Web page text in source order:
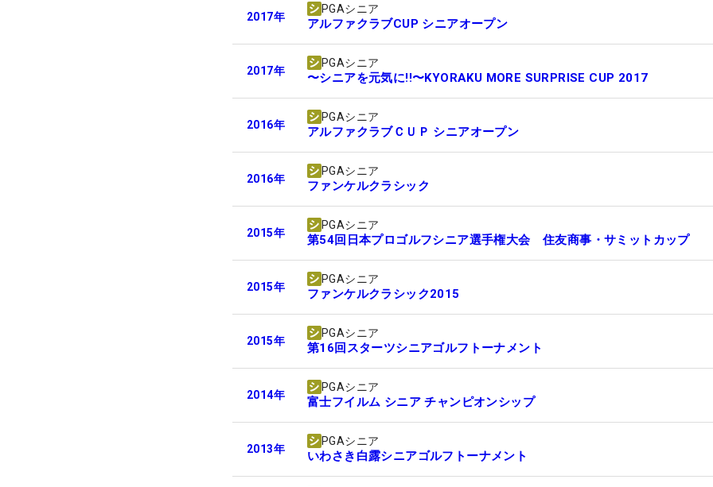
2017年
PGAシニア
アルファクラブCUP シニアオープン
2017年
PGAシニア
〜シニアを元気に!!〜KYORAKU MORE SURPRISE CUP 2017
2016年
PGAシニア
アルファクラブＣＵＰ シニアオープン
2016年
PGAシニア
ファンケルクラシック
2015年
PGAシニア
第54回日本プロゴルフシニア選手権大会 住友商事・サミットカップ
2015年
PGAシニア
ファンケルクラシック2015
2015年
PGAシニア
第16回スターツシニアゴルフトーナメント
2014年
PGAシニア
富士フイルム シニア チャンピオンシップ
2013年
PGAシニア
いわさき白露シニアゴルフトーナメント